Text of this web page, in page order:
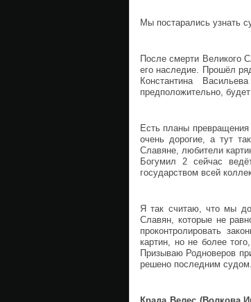
Мы постарались узнать
После смерти Великого
его наследие. Прошёл
Константина
предположительно,
Есть планы
очень дорогие, а тут
Славяне, любители
Богумил 2 сейчас
государством всей
Я так считаю, что мы
Славян, которые не
проконтролировать
картин, но не более
Призываю Родноверов
решено последним судом.